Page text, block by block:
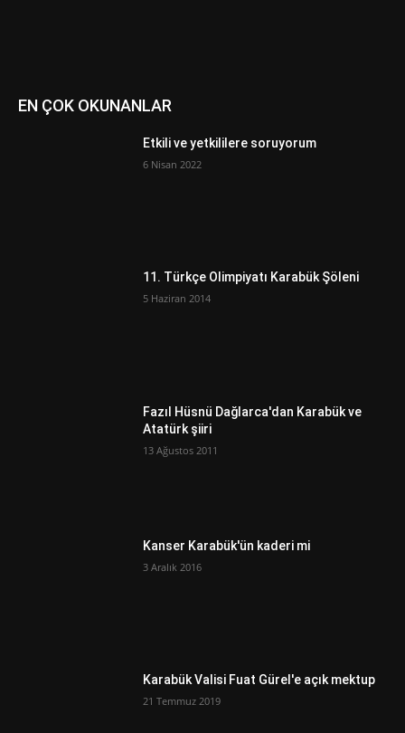
EN ÇOK OKUNANLAR
Etkili ve yetkililere soruyorum
6 Nisan 2022
11. Türkçe Olimpiyatı Karabük Şöleni
5 Haziran 2014
Fazıl Hüsnü Dağlarca'dan Karabük ve
Atatürk şiiri
13 Ağustos 2011
Kanser Karabük'ün kaderi mi
3 Aralık 2016
Karabük Valisi Fuat Gürel'e açık mektup
21 Temmuz 2019